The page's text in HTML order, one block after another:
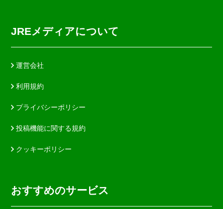
JREメディアについて
運営会社
利用規約
プライバシーポリシー
投稿機能に関する規約
クッキーポリシー
おすすめのサービス